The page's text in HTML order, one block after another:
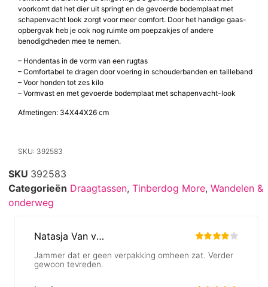
voorkomt dat het dier uit springt en de gevoerde bodemplaat met
schapenvacht look zorgt voor meer comfort. Door het handige gaas-
opbergvak heb je ook nog ruimte om poepzakjes of andere
benodigdheden mee te nemen.
– Hondentas in de vorm van een rugtas
– Comfortabel te dragen door voering in schouderbanden en tailleband
– Voor honden tot zes kilo
– Vormvast en met gevoerde bodemplaat met schapenvacht-look
Afmetingen: 34X44X26 cm
SKU: 392583
SKU 392583
Categorieën Draagtassen, Tinberdog More, Wandelen &
onderweg